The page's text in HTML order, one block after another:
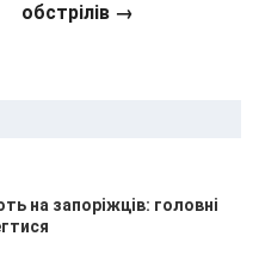
обстрілів →
на запоріжців: головні